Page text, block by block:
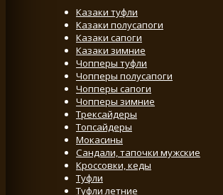
Казаки туфли
Казаки полусапоги
Казаки сапоги
Казаки зимние
Чопперы туфли
Чопперы полусапоги
Чопперы сапоги
Чопперы зимние
Трексайдеры
Топсайдеры
Мокасины
Сандали, тапочки мужские
Кроссовки, кеды
Туфли
Туфли летние